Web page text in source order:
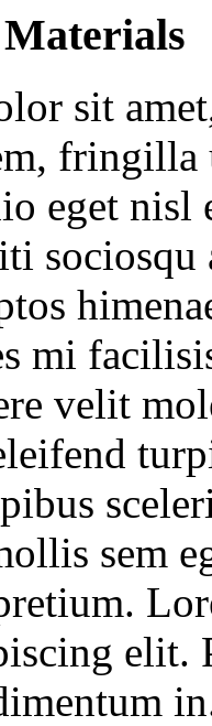
sit
fringilla
eget nisl
mi
velit
sem
elit.